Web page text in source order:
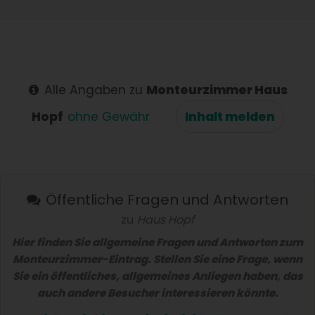
Alle Angaben zu Monteurzimmer Haus
Hopf ohne Gewähr Inhalt melden
Öffentliche Fragen und Antworten
zu Haus Hopf
Hier finden Sie allgemeine Fragen und Antworten zum
Monteurzimmer-Eintrag. Stellen Sie eine Frage, wenn
Sie ein öffentliches, allgemeines Anliegen haben, das
auch andere Besucher interessieren könnte.